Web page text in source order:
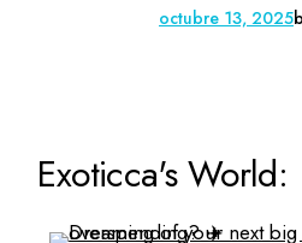
octubre 13, 2025
Exoticca's World: